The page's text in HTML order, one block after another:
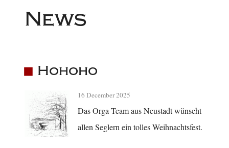
News
Hohoho
16 December 2025
Das Orga Team aus Neustadt wünscht
allen Seglern ein tolles Weihnachtsfest.